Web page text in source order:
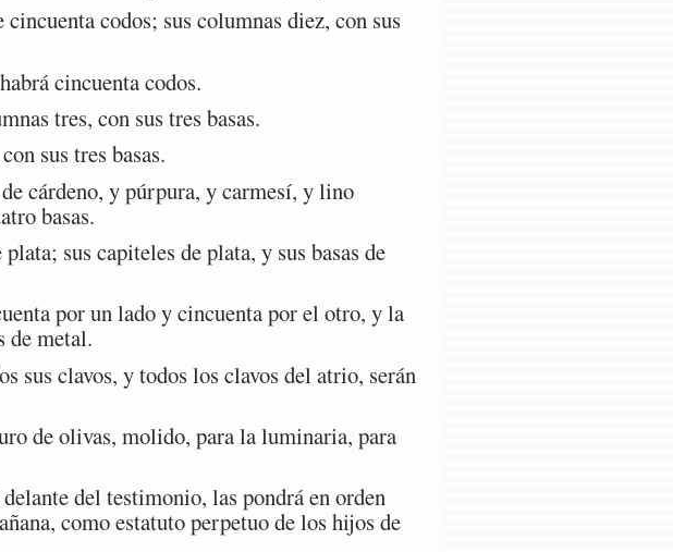
codos; sus columnas diez, con sus
cincuenta codos.
tres, con sus tres basas.
sus tres basas.
cárdeno, y púrpura, y carmesí, y lino
basas.
sus capiteles de plata, y sus basas de
por un lado y cincuenta por el otro, y la
de metal.
sus clavos, y todos los clavos del atrio, serán
de olivas, molido, para la luminaria, para
del testimonio, las pondrá en orden
como estatuto perpetuo de los hijos de